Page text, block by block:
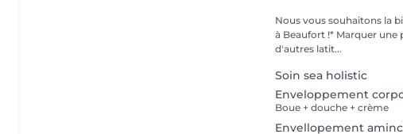
Nous vous souhaitons la
à Beaufort !* Marquer une pause beauté et bien-être, partir sous
d'autres latit...
Soin sea holistic
Enveloppement
Boue + douche + crème
Envellopement